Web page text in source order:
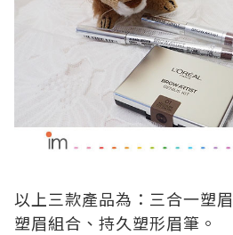
以上三款產品為：三合一塑
塑眉組合、持久塑形眉筆。